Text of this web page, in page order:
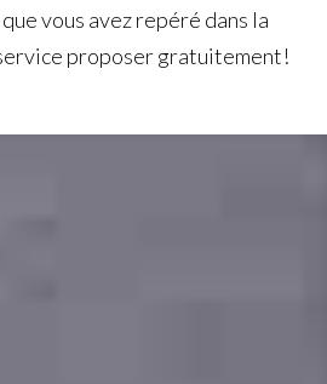
vous avez repéré dans la
proposer gratuitement!